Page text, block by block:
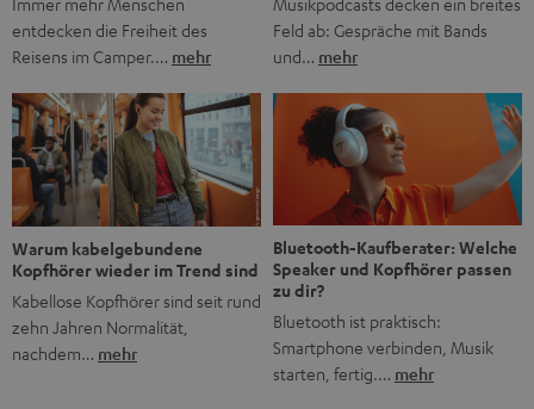
entdecken die Freiheit des
Reisens im Camper.… mehr
Feld ab: Gespräche mit Bands
und… mehr
Warum kabelgebundene
Kopfhörer wieder im Trend sind
Kabellose Kopfhörer sind seit rund
zehn Jahren Normalität,
nachdem… mehr
Bluetooth-Kaufberater: Welche
Speaker und Kopfhörer passen
zu dir?
Bluetooth ist praktisch:
Smartphone verbinden, Musik
starten, fertig.… mehr